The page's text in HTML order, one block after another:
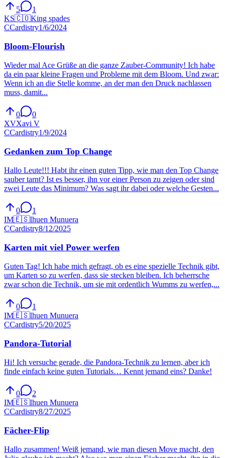
5
1
KS🇨🇴King spades
CCardistry1/6/2024
Bloom-Flourish
Wieder mal Ace Grüße an die ganze Zauber-Community! Ich habe
da ein paar kleine Fragen und Probleme mit dem Bloom. Und zwar:
Wenn ich an die Stelle komme, an der man den Druck nachlassen
muss, damit...
0
0
XVXavi V
CCardistry1/9/2024
Gedanken zum Top Change
Hallo Leute!!! Habt ihr einen guten Tipp, wie man den Top Change
sauber tarnt? Ist es besser, ihn vor einer Person zu zeigen oder sind
zwei Leute das Minimum? Was sagt ihr dabei oder welche Gesten...
0
1
IM🇪🇸Ihuen Munuera
CCardistry8/12/2025
Karten mit viel Power werfen
Guten Tag! Ich habe mich gefragt, ob es eine spezielle Technik gibt,
um Karten so zu werfen, dass sie stecken bleiben. Ich beherrsche
zwar schon die Technik, um sie mit ordentlich Wumms zu werfen,...
0
1
IM🇪🇸Ihuen Munuera
CCardistry5/20/2025
Pandora-Tutorial
Hi! Ich versuche gerade, die Pandora-Technik zu lernen, aber ich
finde einfach keine guten Tutorials… Kennt jemand eins? Danke!
0
2
IM🇪🇸Ihuen Munuera
CCardistry8/27/2025
Fächer-Flip
Hallo zusammen! Weiß jemand, wie man diesen Move macht, den